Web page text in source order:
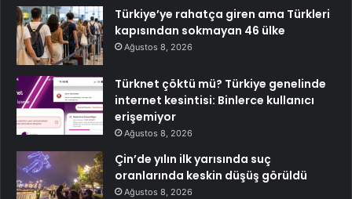
Türkiye’ye rahatça giren ama Türkleri
kapısından sokmayan 46 ülke
Ağustos 8, 2026
Türknet çöktü mü? Türkiye genelinde
internet kesintisi: Binlerce kullanıcı
erişemiyor
Ağustos 8, 2026
Çin’de yılın ilk yarısında suç
oranlarında keskin düşüş görüldü
Ağustos 8, 2026